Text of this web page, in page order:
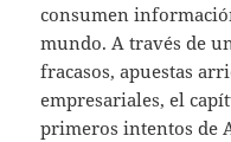
consumen
mundo. A través de
fracasos, apuestas
empresariales, el
primeros intentos de